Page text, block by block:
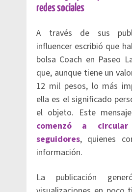
redes sociales
A través de sus
influencer escribió que
bolsa Coach en Paseo
que, aunque tiene un
12 mil pesos, lo más
ella es el significado
el objeto. Este
comenzó a
seguidores, quienes
información.
La publicación